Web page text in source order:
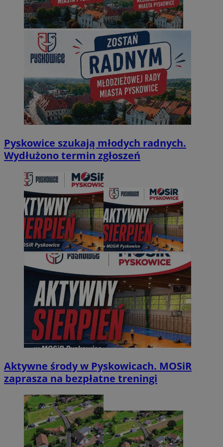
Pyskowice szukają młodych radnych.
Wydłużono termin zgłoszeń
Aktywne środy w Pyskowicach. MOSiR
zaprasza na bezpłatne treningi